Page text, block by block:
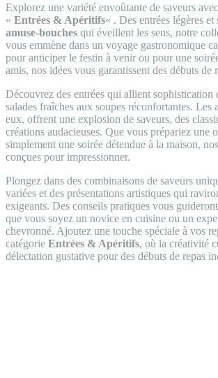
Explorez une variété envoûtante de saveurs
« Entrées & Apéritifs« . Des entrées légères et
amuse-bouches qui éveillent les sens, notre
vous emmène dans un voyage gastronomique
pour anticiper le festin à venir ou pour une
amis, nos idées vous garantissent des débuts de
Découvrez des entrées qui allient sophistication
salades fraîches aux soupes réconfortantes. Les
eux, offrent une explosion de saveurs, des
créations audacieuses. Que vous prépariez une
simplement une soirée détendue à la maison,
conçues pour impressionner.
Plongez dans des combinaisons de saveurs
variées et des présentations artistiques qui
exigeants. Des conseils pratiques vous
que vous soyez un novice en cuisine ou un
chevronné. Ajoutez une touche spéciale à vos
catégorie Entrées & Apéritifs, où la créativité
délectation gustative pour des débuts de repas